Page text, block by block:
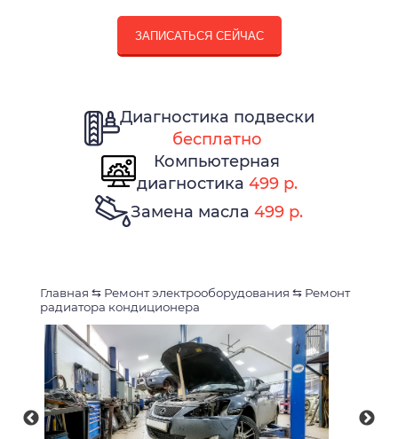
ЗАПИСАТЬСЯ СЕЙЧАС
Диагностика подвески
бесплатно
Компьютерная
диагностика 499 р.
Замена масла 499 р.
Главная ⇆ Ремонт электрооборудования ⇆ Ремонт
радиатора кондиционера